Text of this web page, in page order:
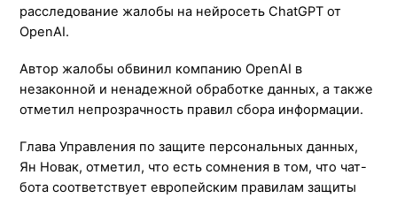
расследование жалобы на нейросеть ChatGPT от
OpenAI.
Автор жалобы обвинил компанию OpenAI в
незаконной и ненадежной обработке данных, а также
отметил непрозрачность правил сбора информации.
Глава Управления по защите персональных данных,
Ян Новак, отметил, что есть сомнения в том, что чат-
бота соответствует европейским правилам защиты